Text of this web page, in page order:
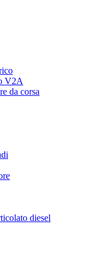
V2A
da corsa
diesel